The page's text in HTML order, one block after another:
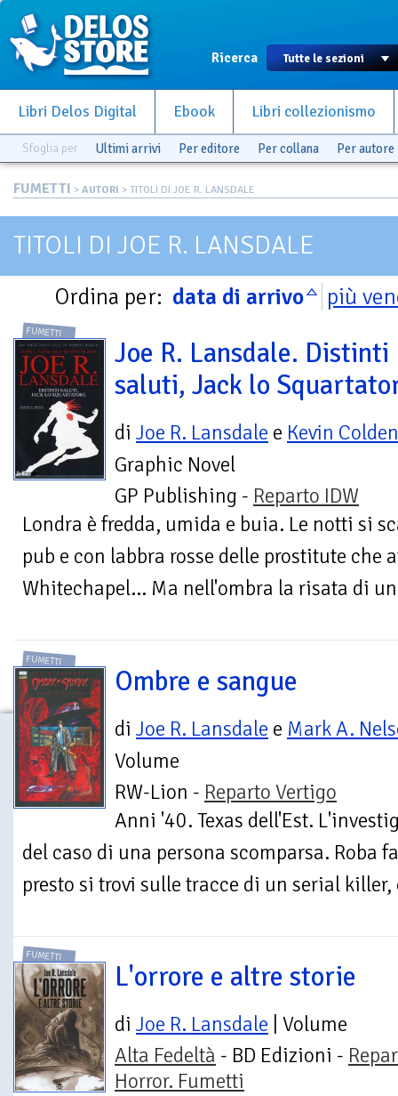
Ricerca
Libri Delos Digital Ebook Libri collezionismo
Sfoglia per Ultimi arrivi Per editore Per collana Per autore
FUMETTI > AUTORI > TITOLI DI JOE R. LANSDALE
TITOLI DI JOE R. LANSDALE
Ordina per: data di arrivo più
FUMETTI
Joe R. Lansdale. Distinti
saluti, Jack lo
di Joe R. Lansdale e Kevin Colden
Graphic Novel
GP Publishing - Reparto IDW
Londra è fredda, umida e buia. Le notti si
pub e con labbra rosse delle prostitute
Whitechapel… Ma nell'ombra la risata di
FUMETTI
Ombre e sangue
di Joe R. Lansdale e Mark A.
Volume
RW-Lion - Reparto Vertigo
Anni '40. Texas dell'Est.
del caso di una persona scomparsa. Roba
presto si trovi sulle tracce di un serial killer,
FUMETTI
L'orrore e altre storie
di Joe R. Lansdale | Volume
Alta Fedeltà - BD Edizioni -
Horror. Fumetti